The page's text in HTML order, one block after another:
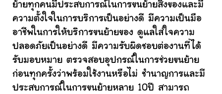
ย้ายทุกคนมีประสบการณ์ในการขนย้ายสิ่งของและมี
ความตั้งใจในการบริการเป็นอย่างดี มีความเป็นมือ
อาชีพในการให้บริการขนย้ายของ ดูแลใส่ใจความ
ปลอดภัยเป็นอย่างดี มีความรับผิดชอบต่องานที่ได้
รับมอบหมาย ตรวจสอบอุปกรณ์ในการช่วยขนย้าย
ก่อนทุกครั้งว่าพร้อมใช้งานหรือไม่ ชำนาญการและมี
ประสบการณ์ในการขนย้ายหลาย 10ปี สามารถ